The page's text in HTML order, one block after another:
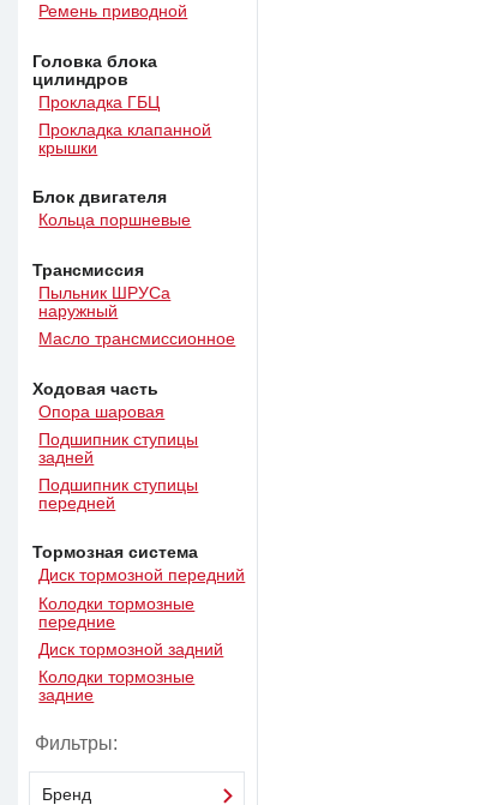
Ремень приводной
Головка блока
цилиндров
Прокладка ГБЦ
Прокладка клапанной
крышки
Блок двигателя
Кольца поршневые
Трансмиссия
Пыльник ШРУСа
наружный
Масло трансмиссионное
Ходовая часть
Опора шаровая
Подшипник ступицы
задней
Подшипник ступицы
передней
Тормозная система
Диск тормозной передний
Колодки тормозные
передние
Диск тормозной задний
Колодки тормозные
задние
Фильтры:
Бренд